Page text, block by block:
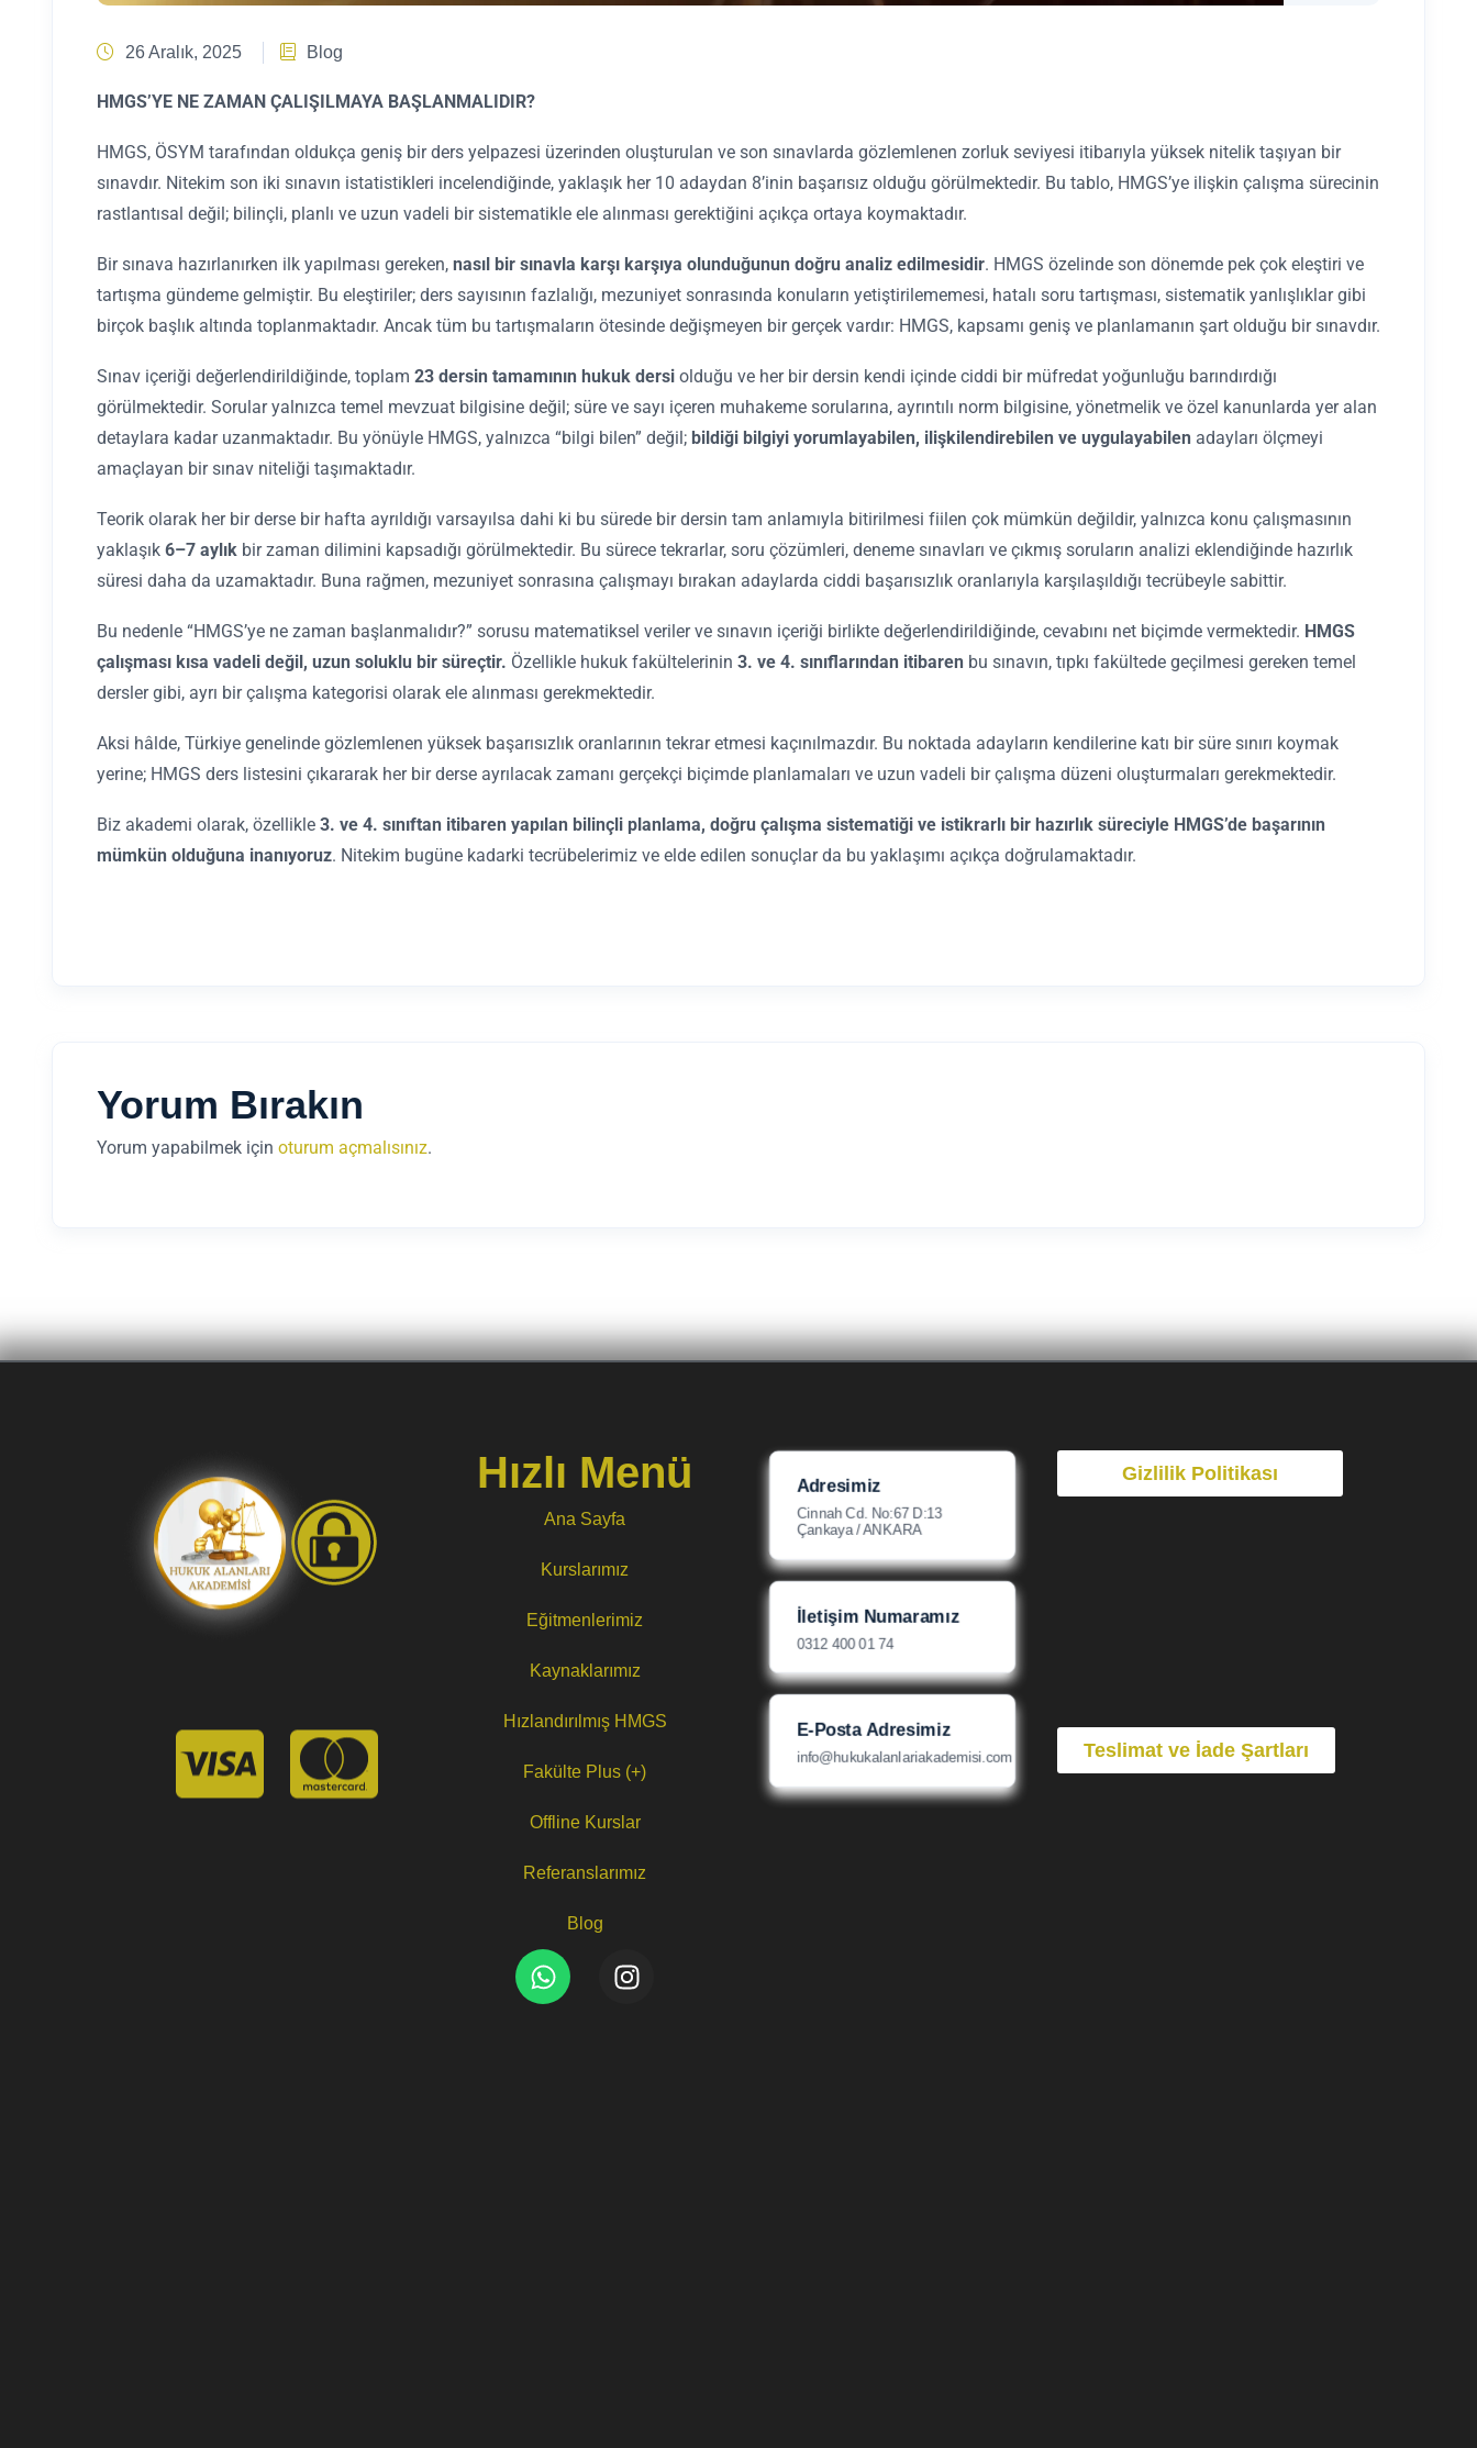
26 Aralık, 2025 Blog
HMGS’YE NE ZAMAN ÇALIŞILMAYA BAŞLANMALIDIR?
HMGS, ÖSYM tarafından oldukça geniş bir ders yelpazesi üzerinden oluşturulan ve son sınavlarda gözlemlenen zorluk seviyesi itibarıyla yüksek nitelik taşıyan bir
sınavdır. Nitekim son iki sınavın istatistikleri incelendiğinde, yaklaşık her 10 adaydan 8’inin başarısız olduğu görülmektedir. Bu tablo, HMGS’ye ilişkin çalışma sürecinin
rastlantısal değil; bilinçli, planlı ve uzun vadeli bir sistematikle ele alınması gerektiğini açıkça ortaya koymaktadır.
Bir sınava hazırlanırken ilk yapılması gereken, nasıl bir sınavla karşı karşıya olunduğunun doğru analiz edilmesidir. HMGS özelinde son dönemde pek çok eleştiri ve
tartışma gündeme gelmiştir. Bu eleştiriler; ders sayısının fazlalığı, mezuniyet sonrasında konuların yetiştirilememesi, hatalı soru tartışması, sistematik yanlışlıklar gibi
birçok başlık altında toplanmaktadır. Ancak tüm bu tartışmaların ötesinde değişmeyen bir gerçek vardır: HMGS, kapsamı geniş ve planlamanın şart olduğu bir sınavdır.
Sınav içeriği değerlendirildiğinde, toplam 23 dersin tamamının hukuk dersi olduğu ve her bir dersin kendi içinde ciddi bir müfredat yoğunluğu barındırdığı
görülmektedir. Sorular yalnızca temel mevzuat bilgisine değil; süre ve sayı içeren muhakeme sorularına, ayrıntılı norm bilgisine, yönetmelik ve özel kanunlarda yer alan
detaylara kadar uzanmaktadır. Bu yönüyle HMGS, yalnızca “bilgi bilen” değil; bildiği bilgiyi yorumlayabilen, ilişkilendirebilen ve uygulayabilen adayları ölçmeyi
amaçlayan bir sınav niteliği taşımaktadır.
Teorik olarak her bir derse bir hafta ayrıldığı varsayılsa dahi ki bu sürede bir dersin tam anlamıyla bitirilmesi fiilen çok mümkün değildir, yalnızca konu çalışmasının
yaklaşık 6–7 aylık bir zaman dilimini kapsadığı görülmektedir. Bu sürece tekrarlar, soru çözümleri, deneme sınavları ve çıkmış soruların analizi eklendiğinde hazırlık
süresi daha da uzamaktadır. Buna rağmen, mezuniyet sonrasına çalışmayı bırakan adaylarda ciddi başarısızlık oranlarıyla karşılaşıldığı tecrübeyle sabittir.
Bu nedenle “HMGS’ye ne zaman başlanmalıdır?” sorusu matematiksel veriler ve sınavın içeriği birlikte değerlendirildiğinde, cevabını net biçimde vermektedir. HMGS
çalışması kısa vadeli değil, uzun soluklu bir süreçtir. Özellikle hukuk fakültelerinin 3. ve 4. sınıflarından itibaren bu sınavın, tıpkı fakültede geçilmesi gereken temel
dersler gibi, ayrı bir çalışma kategorisi olarak ele alınması gerekmektedir.
Aksi hâlde, Türkiye genelinde gözlemlenen yüksek başarısızlık oranlarının tekrar etmesi kaçınılmazdır. Bu noktada adayların kendilerine katı bir süre sınırı koymak
yerine; HMGS ders listesini çıkararak her bir derse ayrılacak zamanı gerçekçi biçimde planlamaları ve uzun vadeli bir çalışma düzeni oluşturmaları gerekmektedir.
Biz akademi olarak, özellikle 3. ve 4. sınıftan itibaren yapılan bilinçli planlama, doğru çalışma sistematiği ve istikrarlı bir hazırlık süreciyle HMGS’de başarının
mümkün olduğuna inanıyoruz. Nitekim bugüne kadarki tecrübelerimiz ve elde edilen sonuçlar da bu yaklaşımı açıkça doğrulamaktadır.
Yorum Bırakın
Yorum yapabilmek için oturum açmalısınız.
Hızlı Menü
Ana Sayfa
Kurslarımız
Eğitmenlerimiz
Kaynaklarımız
Hızlandırılmış HMGS
Fakülte Plus (+)
Offline Kurslar
Referanslarımız
Blog
Adresimiz
Cinnah Cd. No:67 D:13
Çankaya / ANKARA
İletişim Numaramız
0312 400 01 74
E-Posta Adresimiz
info@hukukalanlariakademisi.com
Gizlilik Politikası
Teslimat ve İade Şartları